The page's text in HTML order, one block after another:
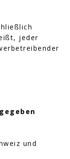
jeder
und